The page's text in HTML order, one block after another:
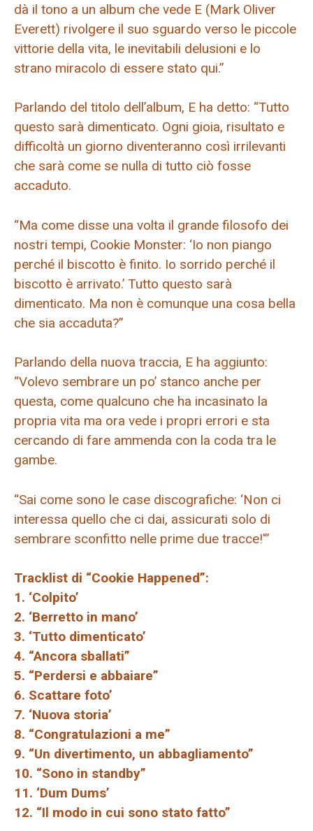
dà il tono a un album che vede E (Mark Oliver
Everett) rivolgere il suo sguardo verso le piccole
vittorie della vita, le inevitabili delusioni e lo
strano miracolo di essere stato qui.”
Parlando del titolo dell’album, E ha detto: “Tutto
questo sarà dimenticato. Ogni gioia, risultato e
difficoltà un giorno diventeranno così irrilevanti
che sarà come se nulla di tutto ciò fosse
accaduto.
“Ma come disse una volta il grande filosofo dei
nostri tempi, Cookie Monster: ‘Io non piango
perché il biscotto è finito. Io sorrido perché il
biscotto è arrivato.’ Tutto questo sarà
dimenticato. Ma non è comunque una cosa bella
che sia accaduta?”
Parlando della nuova traccia, E ha aggiunto:
“Volevo sembrare un po’ stanco anche per
questa, come qualcuno che ha incasinato la
propria vita ma ora vede i propri errori e sta
cercando di fare ammenda con la coda tra le
gambe.
“Sai come sono le case discografiche: ‘Non ci
interessa quello che ci dai, assicurati solo di
sembrare sconfitto nelle prime due tracce!'”
Tracklist di “Cookie Happened”:
1. ‘Colpito’
2. ‘Berretto in mano’
3. ‘Tutto dimenticato’
4. “Ancora sballati”
5. “Perdersi e abbaiare”
6. Scattare foto’
7. ‘Nuova storia’
8. “Congratulazioni a me”
9. “Un divertimento, un abbagliamento”
10. “Sono in standby”
11. ‘Dum Dums’
12. “Il modo in cui sono stato fatto”